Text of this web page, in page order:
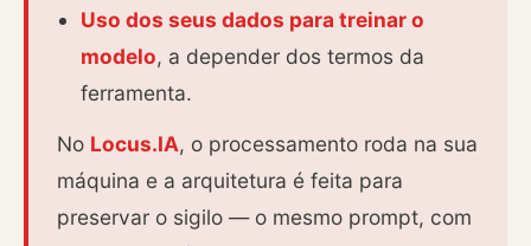
Uso dos seus dados para treinar o
modelo, a depender dos termos da
ferramenta.
No Locus.IA, o processamento roda na sua
máquina e a arquitetura é feita para
preservar o sigilo — o mesmo prompt, com